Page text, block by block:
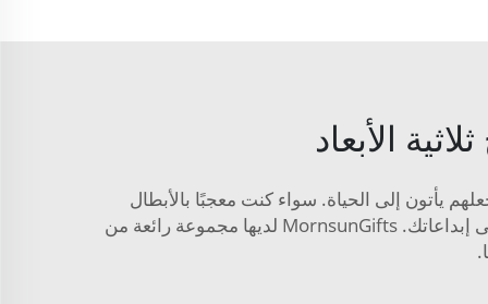
الأبعاد
يأتون إلى الحياة. سواء كنت معجبًا بالأبطال
الخارقين، الأميرات أو الحيوانات، يمكنك العثور على تمثال. يمكنك وضع التماثيل في غرفتك كزخارف أو اللعب بها بناءً على إبداعاتك. MornsunGifts لديها مجموعة رائعة من